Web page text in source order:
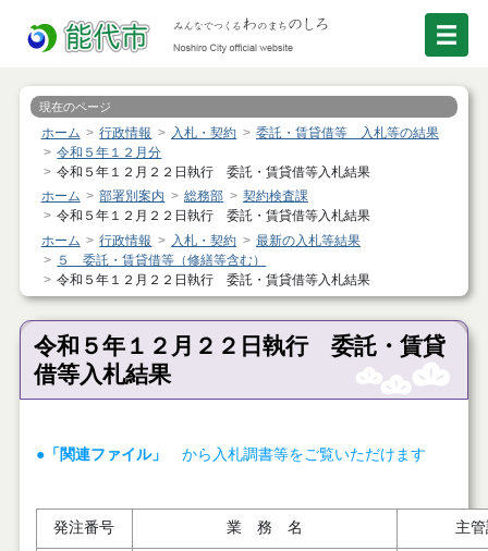
現在のページ
ホーム 行政情報 入札・契約
委託・賃貸借等 入札等の結果
令和５年１２月分
令和５年１２月２２日執行 委託・賃貸借等入札結果
ホーム
部署別案内 総務部
契約検査課
令和５年１２月２２日執行 委託・賃貸借等入札結果
ホーム
行政情報 入札・契約
最新の入札等結果
５ 委託・賃貸借等（修繕等含む）
令和５年１２月２２日執行 委託・賃貸借等入札結果
令和５年１２月２２日執行 委託・賃貸
借等入札結果
●「関連ファイル」 から入札調書等をご覧いただけます
発注番号 業 務 名 主